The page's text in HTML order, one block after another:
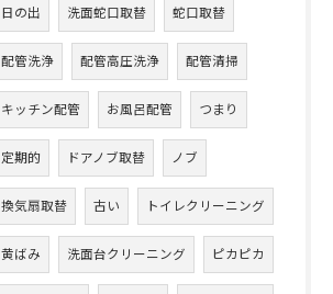
日の出 洗面蛇口取替 蛇口取替
配管洗浄 配管高圧洗浄 配管清掃
キッチン配管 お風呂配管 つまり
定期的 ドアノブ取替 ノブ
換気扇取替 古い トイレクリーニング
黄ばみ 洗面台クリーニング ピカピカ